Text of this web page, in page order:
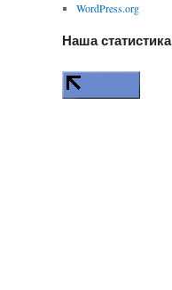
WordPress.org
Наша статистика